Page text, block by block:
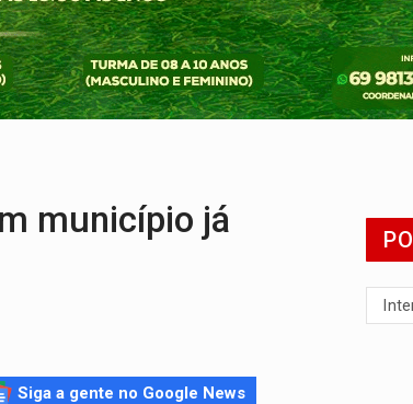
Nº 90136/2026/SUPEL/RO
direitos das mulheres
às margens do rio Madeira em PVH
município já
Siga a gente no Google News